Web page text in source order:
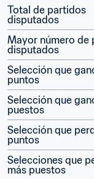
Total de partidos
disputados
Mayor número de
disputados
Selección que
puntos
Selección que
puestos
Selección que
puntos
Selecciones que
más puestos